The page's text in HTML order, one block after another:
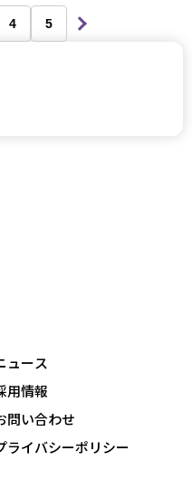
4 5
ュース
用情報
問い合わせ
ライバシーポリシー